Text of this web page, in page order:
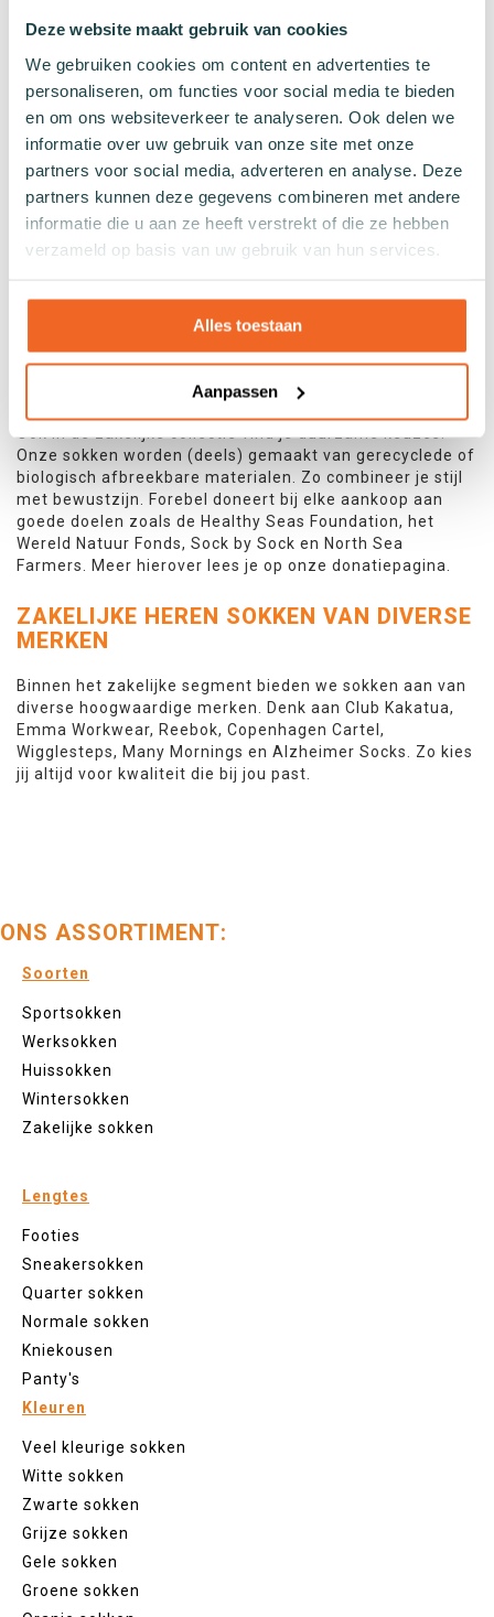
Deze website maakt gebruik van cookies
We gebruiken cookies om content en advertenties te
personaliseren, om functies voor social media te bieden
en om ons websiteverkeer te analyseren. Ook delen we
informatie over uw gebruik van onze site met onze
partners voor social media, adverteren en analyse. Deze
partners kunnen deze gegevens combineren met andere
informatie die u aan ze heeft verstrekt of die ze hebben
verzameld op basis van uw gebruik van hun services.
Alles toestaan
Aanpassen
VOOR LANGE WERKDAGEN
Sta of loop je veel op een dag? Onze zakelijke sokken
bieden extra comfort dankzij een verstevigde hiel, zachte
naden en een ademende stof. Zo blijf je de hele dag fris
én stijlvol.
ZAKELIJKE SOKKEN MET SUBTIELE
PATRONEN
Wil je nét dat beetje extra flair toevoegen aan je outfit?
Kies dan voor zakelijke sokken met een subtiel ruitje,
DUURZAME ZAKELIJKE SOKKEN VOOR
Onze sokken worden (deels) gemaakt van gerecyclede of
biologisch afbreekbare materialen. Zo combineer je stijl
met bewustzijn. Forebel doneert bij elke aankoop aan
goede doelen zoals de Healthy Seas Foundation, het
Wereld Natuur Fonds, Sock by Sock en North Sea
Farmers. Meer hierover lees je op onze donatiepagina.
ZAKELIJKE HEREN SOKKEN VAN DIVERSE
MERKEN
Binnen het zakelijke segment bieden we sokken aan van
diverse hoogwaardige merken. Denk aan Club Kakatua,
Emma Workwear, Reebok, Copenhagen Cartel,
Wigglesteps, Many Mornings en Alzheimer Socks. Zo kies
jij altijd voor kwaliteit die bij jou past.
ONS ASSORTIMENT:
Soorten
Sportsokken
Werksokken
Huissokken
Wintersokken
Zakelijke sokken
Lengtes
Footies
Sneakersokken
Quarter sokken
Normale sokken
Kniekousen
Panty's
Kleuren
Veel kleurige sokken
Witte sokken
Zwarte sokken
Grijze sokken
Gele sokken
Groene sokken